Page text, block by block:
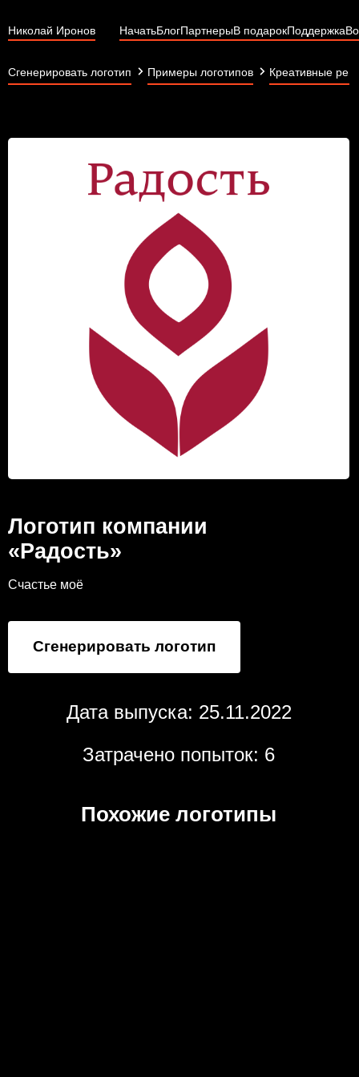
Николай Иронов НачатьБлогПартнерыВ подарокПоддержка
Сгенерировать логотип Примеры логотипов Креативные
Логотип компании
«Радость»
Счастье моё
Сгенерировать логотип
Дата выпуска: 25.11.2022
Затрачено попыток: 6
Похожие логотипы